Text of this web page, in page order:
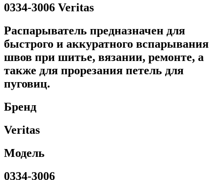
0334-3006 Veritas
Распарыватель предназначен для
быстрого и аккуратного вспарывания
швов при шитье, вязании, ремонте, а
также для прорезания петель для
пуговиц.
Бренд
Veritas
Модель
0334-3006